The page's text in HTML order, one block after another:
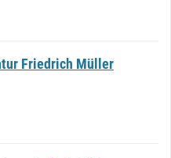
Friedrich Müller